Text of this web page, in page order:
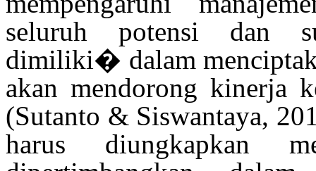
seluruh potensi dan
dimiliki� dalam
akan mendorong kinerja
(Sutanto & Siswantaya,
harus diungkapkan